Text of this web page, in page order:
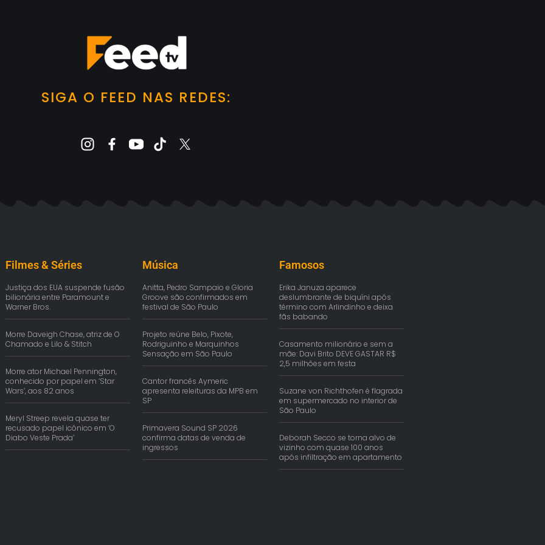
SIGA O FEED NAS REDES:
Filmes & Séries
Justiça dos EUA suspende fusão
bilionária entre Paramount e
Warner Bros.
Morre Daveigh Chase, atriz de O
Chamado e Lilo & Stitch
Morre ator Michael Pennington,
conhecido por papel em ‘Star
Wars’, aos 82 anos
Meryl Streep revela quase ter
recusado papel icônico em ‘O
Diabo Veste Prada’
Música
Anitta, Pedro Sampaio e Gloria
Groove são confirmados em
festival de São Paulo
Projeto reúne Belo, Pixote,
Rodriguinho e Marquinhos
Sensação em São Paulo
Cantor francês Aymeric
apresenta releituras da MPB em
SP
Primavera Sound SP 2026
confirma datas de venda de
ingressos
Famosos
Erika Januza aparece
deslumbrante de biquíni após
término com Arlindinho e deixa
fãs babando
Casamento milionário e sem a
mãe: Davi Brito DEVE GASTAR R$
2,5 milhões em festa
Suzane von Richthofen é flagrada
em supermercado no interior de
São Paulo
Deborah Secco se torna alvo de
vizinho com quase 100 anos
após infiltração em apartamento